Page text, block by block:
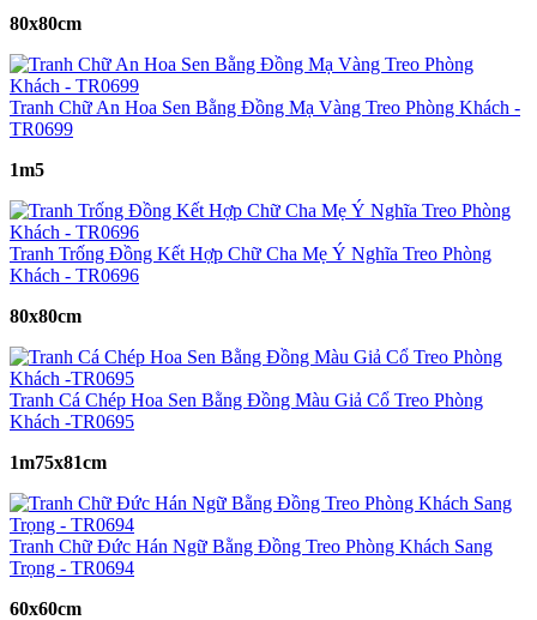
80x80cm
Tranh Chữ An Hoa Sen Bằng Đồng Mạ Vàng Treo Phòng Khách -
TR0699
1m5
Tranh Trống Đồng Kết Hợp Chữ Cha Mẹ Ý Nghĩa Treo Phòng
Khách - TR0696
80x80cm
Tranh Cá Chép Hoa Sen Bằng Đồng Màu Giả Cổ Treo Phòng
Khách -TR0695
1m75x81cm
Tranh Chữ Đức Hán Ngữ Bằng Đồng Treo Phòng Khách Sang
Trọng - TR0694
60x60cm